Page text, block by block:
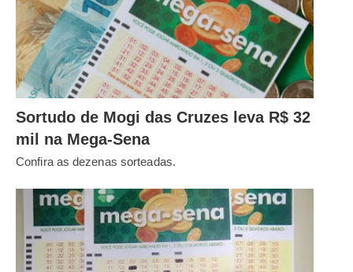
Sortudo de Mogi das Cruzes leva R$ 32
mil na Mega-Sena
Confira as dezenas sorteadas.